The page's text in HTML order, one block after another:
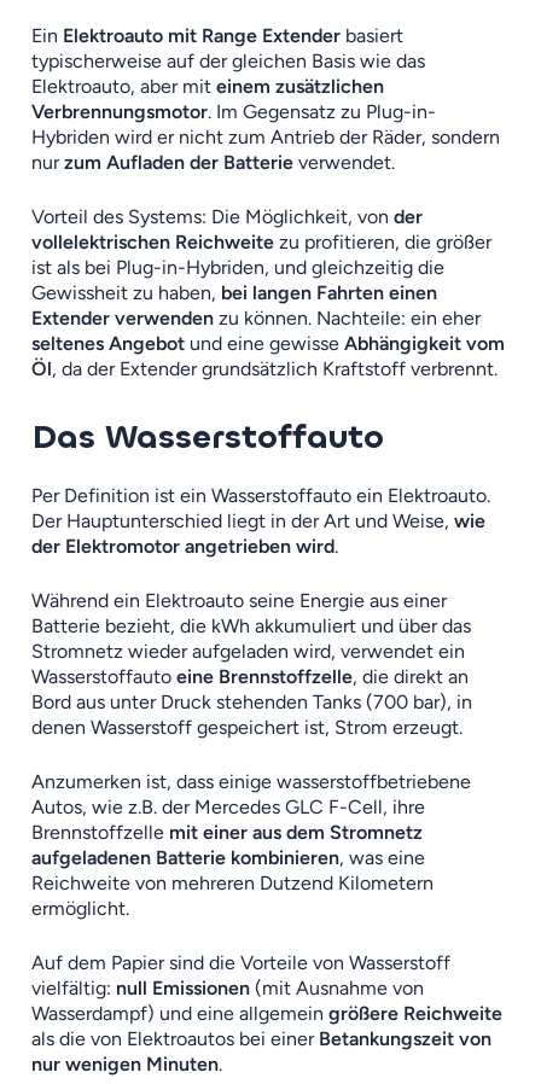
Ein Elektroauto mit Range Extender basiert
typischerweise auf der gleichen Basis wie das
Elektroauto, aber mit einem zusätzlichen
Verbrennungsmotor. Im Gegensatz zu Plug-in-
Hybriden wird er nicht zum Antrieb der Räder, sondern
nurzum Aufladen der Batterie verwendet.
Vorteil des Systems: Die Möglichkeit, von der
vollelektrischen Reichweite zu profitieren, die größer
ist als bei Plug-in-Hybriden, und gleichzeitig die
Gewissheit zu haben, bei langen Fahrten einen
Extender verwenden zu können. Nachteile: ein eher
seltenes Angebot und eine gewisse Abhängigkeit vom
Öl, da der Extender grundsätzlich Kraftstoff verbrennt.
Das Wasserstoffauto
Per Definition ist ein Wasserstoffauto ein Elektroauto.
Der Hauptunterschied liegt in der Art und Weise, wie
der Elektromotor angetrieben wird.
Während ein Elektroauto seine Energie aus einer
Batterie bezieht, die kWh akkumuliert und über das
Stromnetz wieder aufgeladen wird, verwendet ein
Wasserstoffauto eine Brennstoffzelle, die direkt an
Bord aus unter Druck stehenden Tanks (700 bar), in
denen Wasserstoff gespeichert ist, Strom erzeugt.
Anzumerken ist, dass einige wasserstoffbetriebene
Autos, wie z.B. der Mercedes GLC F-Cell, ihre
Brennstoffzelle mit einer aus dem Stromnetz
aufgeladenen Batterie kombinieren, was eine
Reichweite von mehreren Dutzend Kilometern
ermöglicht.
Auf dem Papier sind die Vorteile von Wasserstoff
vielfältig: null Emissionen (mit Ausnahme von
Wasserdampf) und eine allgemein größere Reichweite
als die von Elektroautos bei einer Betankungszeit von
nur wenigen Minuten.